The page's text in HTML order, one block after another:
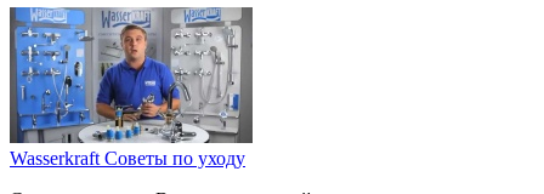
Wasserkraft Советы по уходу